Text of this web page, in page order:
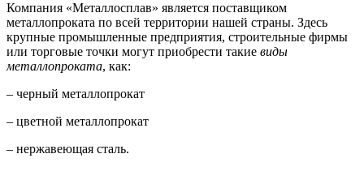
Компания «Металлосплав» является поставщиком
металлопроката по всей территории нашей страны. Здесь
крупные промышленные предприятия, строительные фирмы
или торговые точки могут приобрести такие виды
металлопроката, как:
– черный металлопрокат
– цветной металлопрокат
– нержавеющая сталь.